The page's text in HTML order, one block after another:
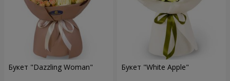
Букет "Dazzling Woman" Букет "White Apple"